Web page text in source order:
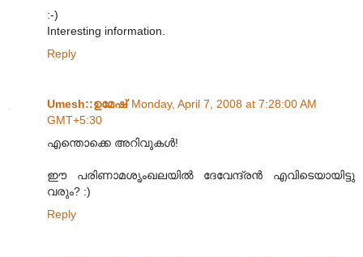
:-)
Interesting information.
Reply
Umesh::ഉമേഷ് Monday, April 7, 2008 at 7:28:00 AM
GMT+5:30
എന്തൊക്കെ അറിവുകള്‍!
ഈ പരിണാമശൃംഖലയില്‍ ദേവേന്ദ്രന്‍ എവിടെയായിട്ടു
വരും? :)
Reply